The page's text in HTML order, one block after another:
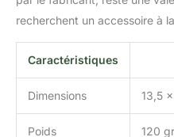
recherchent un accessoire à
Caractéristiques
Dimensions 13,5
Poids 120